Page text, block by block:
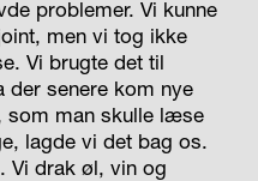
problemer. Vi kunne
men vi tog ikke
Vi brugte det til
der senere kom nye
som man skulle læse
lagde vi det bag os.
Vi drak øl, vin og